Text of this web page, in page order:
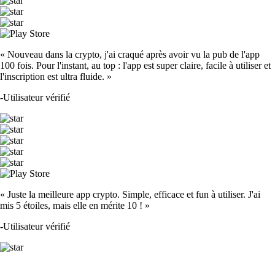
« Nouveau dans la crypto, j'ai craqué après avoir vu la pub de l'app
100 fois. Pour l'instant, au top : l'app est super claire, facile à utiliser et
l'inscription est ultra fluide. »
-Utilisateur vérifié
« Juste la meilleure app crypto. Simple, efficace et fun à utiliser. J'ai
mis 5 étoiles, mais elle en mérite 10 ! »
-Utilisateur vérifié